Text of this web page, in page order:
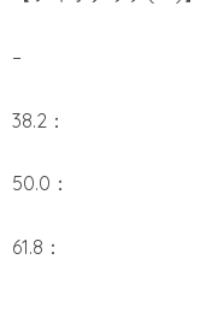
–
38.2：
50.0：
61.8：